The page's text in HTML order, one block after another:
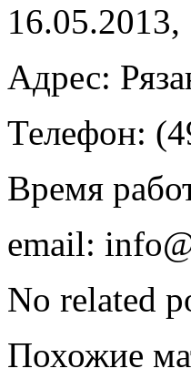
16.05.2013,
Адрес:
Телефон:
Время
email:
No related
Похожие